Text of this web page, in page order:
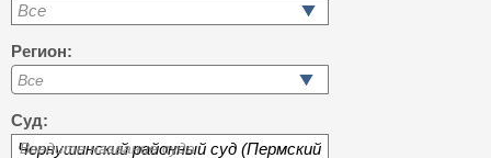
Все
Регион:
Суд:
Введите название суда